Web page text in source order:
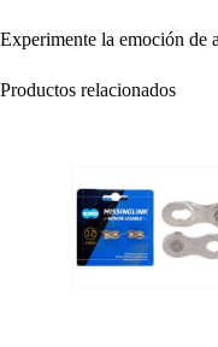
Experimente la emoción de
Productos relacionados